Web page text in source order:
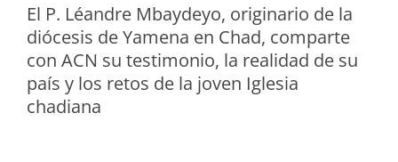
El P. Léandre Mbaydeyo, originario de la
diócesis de Yamena en Chad, comparte
con ACN su testimonio, la realidad de su
país y los retos de la joven Iglesia
chadiana